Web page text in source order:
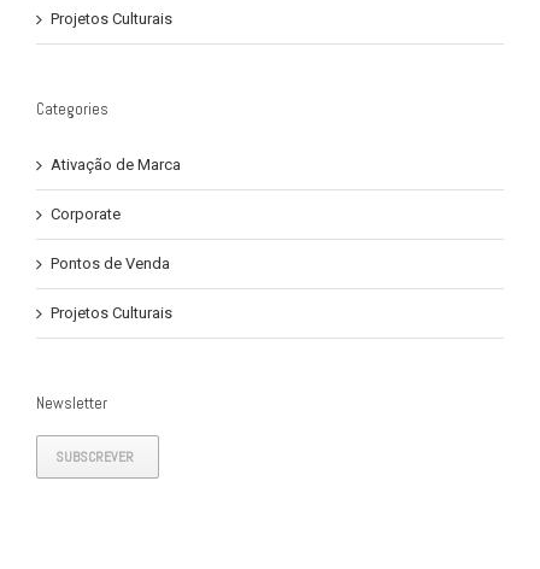
Projetos Culturais
Categories
Ativação de Marca
Corporate
Pontos de Venda
Projetos Culturais
Newsletter
SUBSCREVER